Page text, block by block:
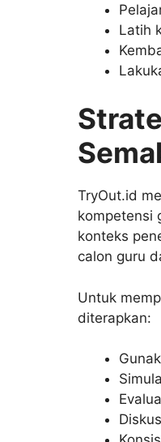
Latih
TryOut.id
kompetensi
konteks
calon guru
Untuk
diterapkan: